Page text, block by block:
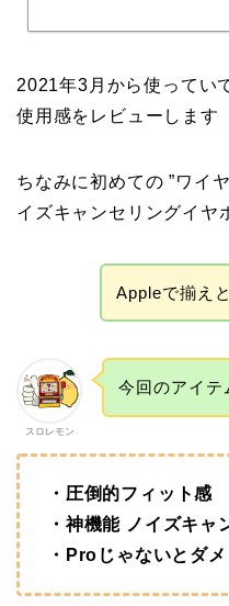
2021年3月から使ってい
使用感をレビューします
ちなみに初めての ”ワイ
イズキャンセリングイヤ
Appleで揃え
スロレモン
今回のアイテ
・圧倒的フィット感
・神機能 ノイズキャ
・Proじゃないとダメ